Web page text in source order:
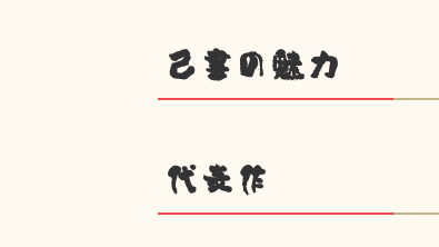
己書の魅力
代表作